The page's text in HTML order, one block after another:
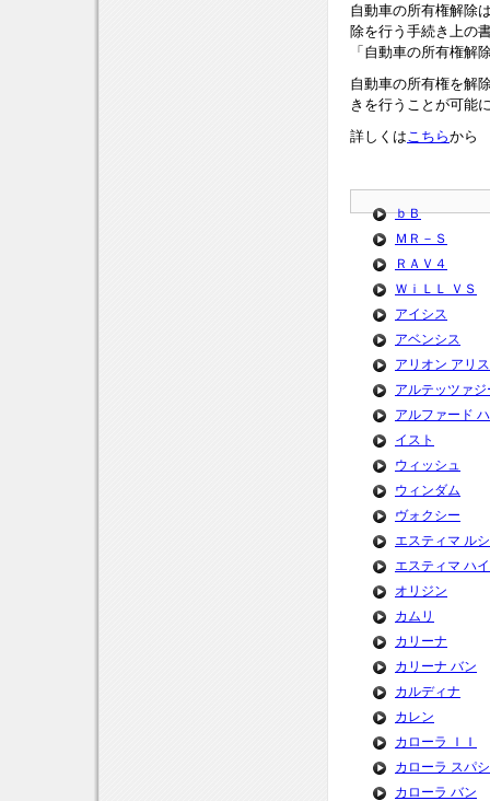
自動車の所有権解除
除を行う手続き上の
「自動車の所有権解
自動車の所有権を解
きを行うことが可能
詳しくは こちらから
ｂＢ
ＭＲ－Ｓ
ＲＡＶ４
ＷｉＬＬ ＶＳ
アイシス
アベンシス
アリオン アリ
アルテッツァジ
アルファード
イスト
ウィッシュ
ウィンダム
ヴォクシー
エスティマ ル
エスティマ ハ
オリジン
カムリ
カリーナ
カリーナ バン
カルディナ
カレン
カローラ ＩＩ
カローラ スパ
カローラ バン